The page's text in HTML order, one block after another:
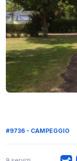
#9736 - CAMPEGGIO